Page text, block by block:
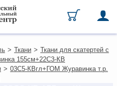
> Ткани > Ткани для скатертей с
155см+22С3-КВ
> 03С5-КВгл+ГОМ Журавинка т.р.